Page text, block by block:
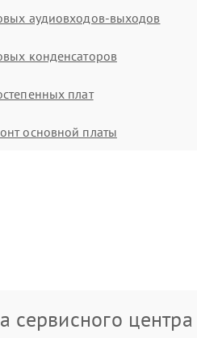
аудиовходов-выходов
конденсаторов
плат
основной платы
сервисного центра